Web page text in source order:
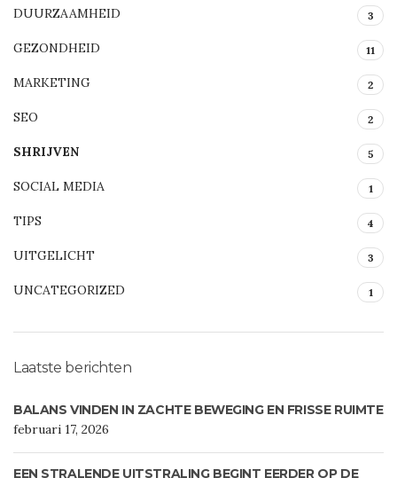
DUURZAAMHEID 3
GEZONDHEID 11
MARKETING 2
SEO 2
SHRIJVEN 5
SOCIAL MEDIA 1
TIPS 4
UITGELICHT 3
UNCATEGORIZED 1
Laatste berichten
BALANS VINDEN IN ZACHTE BEWEGING EN FRISSE RUIMTE
februari 17, 2026
EEN STRALENDE UITSTRALING BEGINT EERDER OP DE